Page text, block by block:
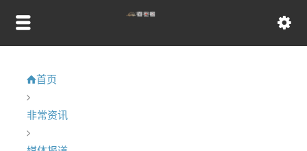
首页
非常资讯